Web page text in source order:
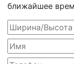
ближайшее